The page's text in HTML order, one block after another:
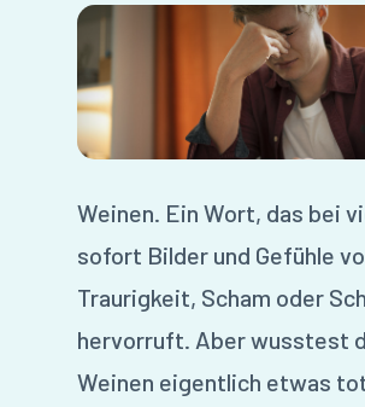
Weinen. Ein Wort, das bei
sofort Bilder und Gefühle
Traurigkeit, Scham oder
hervorruft. Aber wusstest
Weinen eigentlich etwas